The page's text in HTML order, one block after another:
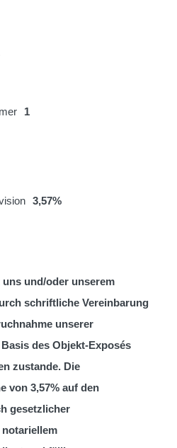
1
3,57%
und/oder unserem
schriftliche Vereinbarung
unserer
des Objekt-Exposés
zustande. Die
von 3,57% auf den
gesetzlicher